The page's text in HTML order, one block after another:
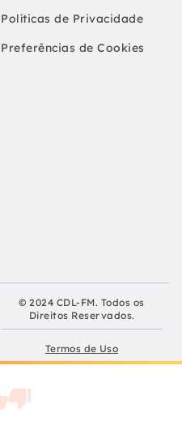
Políticas de Privacidade
Preferências de Cookies
© 2024 CDL-FM. Todos os
Direitos Reservados.
Termos de Uso
Preferências de Cookies